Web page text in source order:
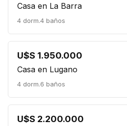
Casa en La Barra
4 dorm.4 baños
U$S 1.950.000
Casa en Lugano
4 dorm.6 baños
U$S 2.200.000